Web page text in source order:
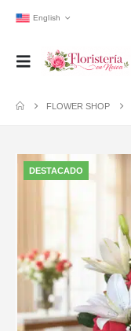
English
FLOWER SHOP
DESTACADO